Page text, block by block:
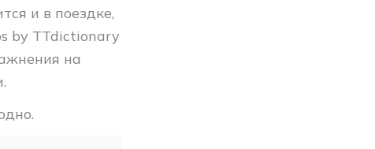
и в поездке,
by TTdictionary
на